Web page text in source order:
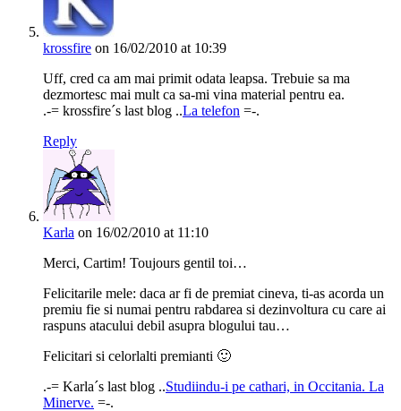
krossfire on 16/02/2010 at 10:39
Uff, cred ca am mai primit odata leapsa. Trebuie sa ma
dezmortesc mai mult ca sa-mi vina material pentru ea.
.-= krossfire´s last blog ..La telefon =-.
Reply
Karla on 16/02/2010 at 11:10
Merci, Cartim! Toujours gentil toi…
Felicitarile mele: daca ar fi de premiat cineva, ti-as acorda un
premiu fie si numai pentru rabdarea si dezinvoltura cu care ai
raspuns atacului debil asupra blogului tau…
Felicitari si celorlalti premianti 🙂
.-= Karla´s last blog ..Studiindu-i pe cathari, in Occitania. La
Minerve. =-.